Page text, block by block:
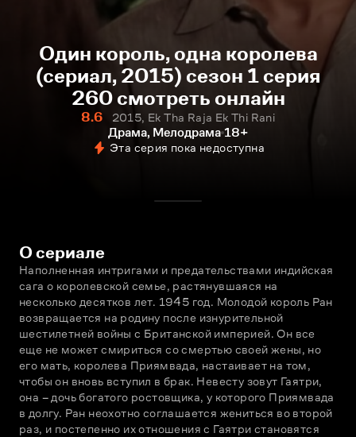
Один король, одна королева
(сериал, 2015) сезон 1 серия
260 смотреть онлайн
8.6
2015, Ek Tha Raja Ek Thi Rani
Драма, Мелодрама 18+
Эта серия пока недоступна
О сериале
Наполненная интригами и предательствами индийская
сага о королевской семье, растянувшаяся на
несколько десятков лет. 1945 год. Молодой король Ран
возвращается на родину после изнурительной
шестилетней войны с Британской империей. Он все
еще не может смириться со смертью своей жены, но
его мать, королева Приямвада, настаивает на том,
чтобы он вновь вступил в брак. Невесту зовут Гаятри,
она – дочь богатого ростовщика, у которого Приямвада
в долгу. Ран неохотно соглашается жениться во второй
раз, и постепенно их отношения с Гаятри становятся